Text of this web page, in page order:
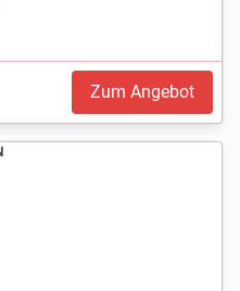
Zum Angebot